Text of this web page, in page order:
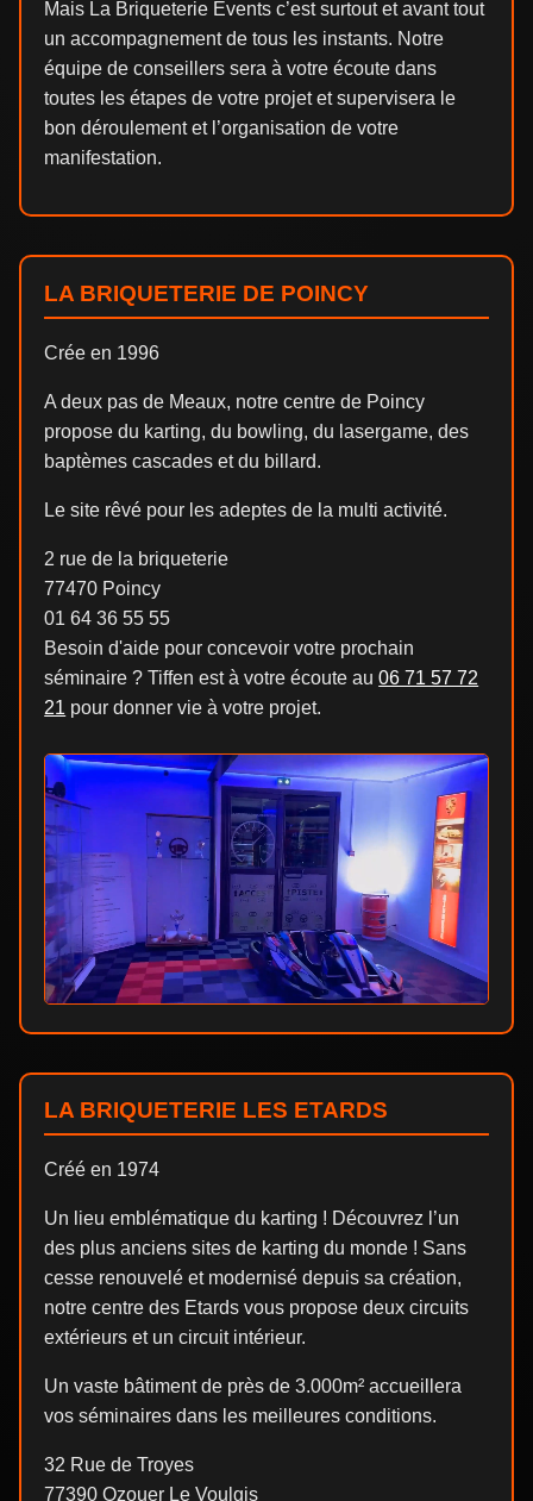
Mais La Briqueterie Events c’est surtout et avant tout
un accompagnement de tous les instants. Notre
équipe de conseillers sera à votre écoute dans
toutes les étapes de votre projet et supervisera le
bon déroulement et l’organisation de votre
manifestation. ‎ ‎
LA BRIQUETERIE DE POINCY
Crée en 1996
A deux pas de Meaux, notre centre de Poincy
propose du karting, du bowling, du lasergame, des
baptèmes cascades et du billard.
Le site rêvé pour les adeptes de la multi activité.
2 rue de la briqueterie
77470 Poincy
01 64 36 55 55
Besoin d'aide pour concevoir votre prochain
séminaire ? Tiffen est à votre écoute au06 71 57 72
21 pour donner vie à votre projet.
LA BRIQUETERIE LES ETARDS
Créé en 1974
Un lieu emblématique du karting ! Découvrez l’un
des plus anciens sites de karting du monde ! Sans
cesse renouvelé et modernisé depuis sa création,
notre centre des Etards vous propose deux circuits
extérieurs et un circuit intérieur.
Un vaste bâtiment de près de 3.000m² accueillera
vos séminaires dans les meilleures conditions.
32 Rue de Troyes
77390 Ozouer Le Voulgis